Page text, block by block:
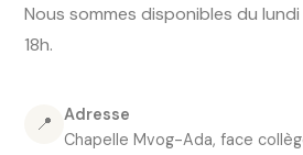
Nous sommes disponibles du
18h.
📍
Adresse
Chapelle Mvog-Ada, face